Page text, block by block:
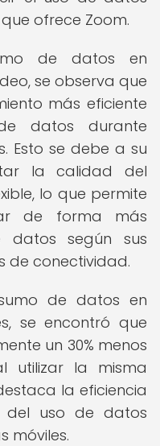
ofrece Zoom.
de datos en
se observa que
más eficiente
datos durante
Esto se debe a su
la calidad del
lo que permite
de forma más
datos según sus
de conectividad.
de datos en
se encontró que
un 30% menos
utilizar la misma
la eficiencia
uso de datos
móviles.